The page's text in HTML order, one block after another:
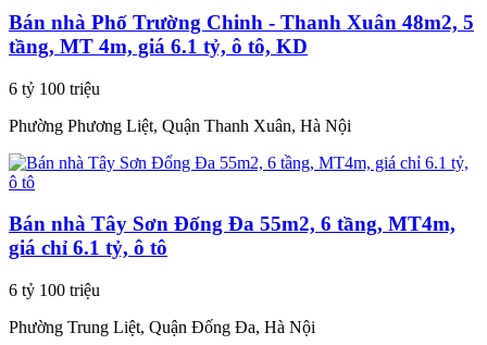
Bán nhà Phố Trường Chinh - Thanh Xuân 48m2, 5
tầng, MT 4m, giá 6.1 tỷ, ô tô, KD
6 tỷ 100 triệu
Phường Phương Liệt, Quận Thanh Xuân, Hà Nội
Bán nhà Tây Sơn Đống Đa 55m2, 6 tầng, MT4m,
giá chỉ 6.1 tỷ, ô tô
6 tỷ 100 triệu
Phường Trung Liệt, Quận Đống Đa, Hà Nội